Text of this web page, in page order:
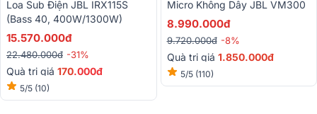
Loa Sub Điện JBL IRX115S
(bass 40, 400W/1300W)
15.570.000đ
22.480.000đ -31%
Quà trị giá 170.000đ
5/5 (10)
Micro Không Dây JBL VM300
8.990.000đ
9.720.000đ -8%
Quà trị giá 1.850.000đ
5/5 (110)